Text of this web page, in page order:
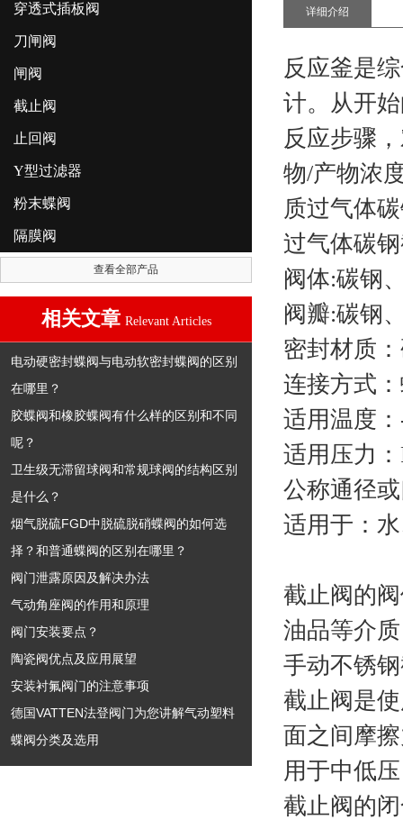
穿透式插板阀
刀闸阀
闸阀
截止阀
止回阀
Y型过滤器
粉末蝶阀
隔膜阀
查看全部产品
相关文章 Relevant Articles
电动硬密封蝶阀与电动软密封蝶阀的区别
在哪里？
胶蝶阀和橡胶蝶阀有什么样的区别和不同
呢？
卫生级无滞留球阀和常规球阀的结构区别
是什么？
烟气脱硫FGD中脱硫脱硝蝶阀的如何选
择？和普通蝶阀的区别在哪里？
阀门泄露原因及解决办法
气动角座阀的作用和原理
阀门安装要点？
陶瓷阀优点及应用展望
安装衬氟阀门的注意事项
德国VATTEN法登阀门为您讲解气动塑料
蝶阀分类及选用
详细介绍
反应釜是
计。从开
反应步骤
物/产物浓
质过气体
过气体碳
阀体:碳钢
阀瓣:碳钢
密封材质
连接方式
适用温度
适用压力：
公称通径
适用于：
截止阀的
油品等介
手动不锈
截止阀是
面之间摩
用于中低
截止阀的